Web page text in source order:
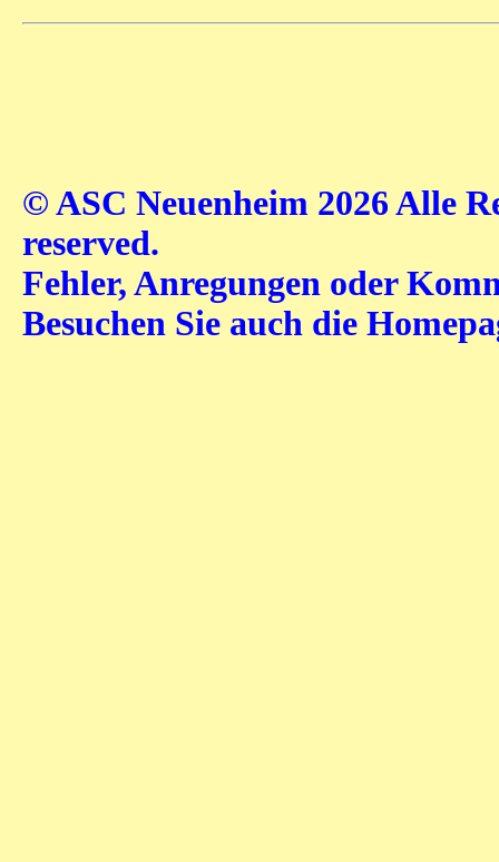
© ASC Neuenheim 2026 Alle
reserved.
Fehler, Anregungen oder
Besuchen Sie auch die